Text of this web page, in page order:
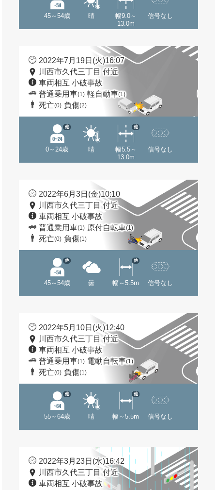
45～54歳 晴
幅9.0～
13.0m
信号なし
2022年7月19日(火)16:07
川西市久代三丁目 付近
車両相互 小破事故
普通乗用車(1) 軽自動車(1)
死亡(0) 負傷(2)
0～24歳
他
晴
幅5.5～
13.0m
他
信号なし
2022年6月3日(金)10:10
川西市久代三丁目 付近
車両相互 小破事故
普通乗用車(1) 原付自転車(1)
死亡(0) 負傷(1)
45～54歳
他
曇 幅～5.5m
他
信号なし
2022年5月10日(火)12:40
川西市久代三丁目 付近
車両相互 小破事故
普通乗用車(1) 電動自転車(1)
死亡(0) 負傷(1)
55～64歳
他
晴 幅～5.5m
他
信号なし
2022年3月23日(水)16:42
川西市久代三丁目 付近
車両相互 小破事故